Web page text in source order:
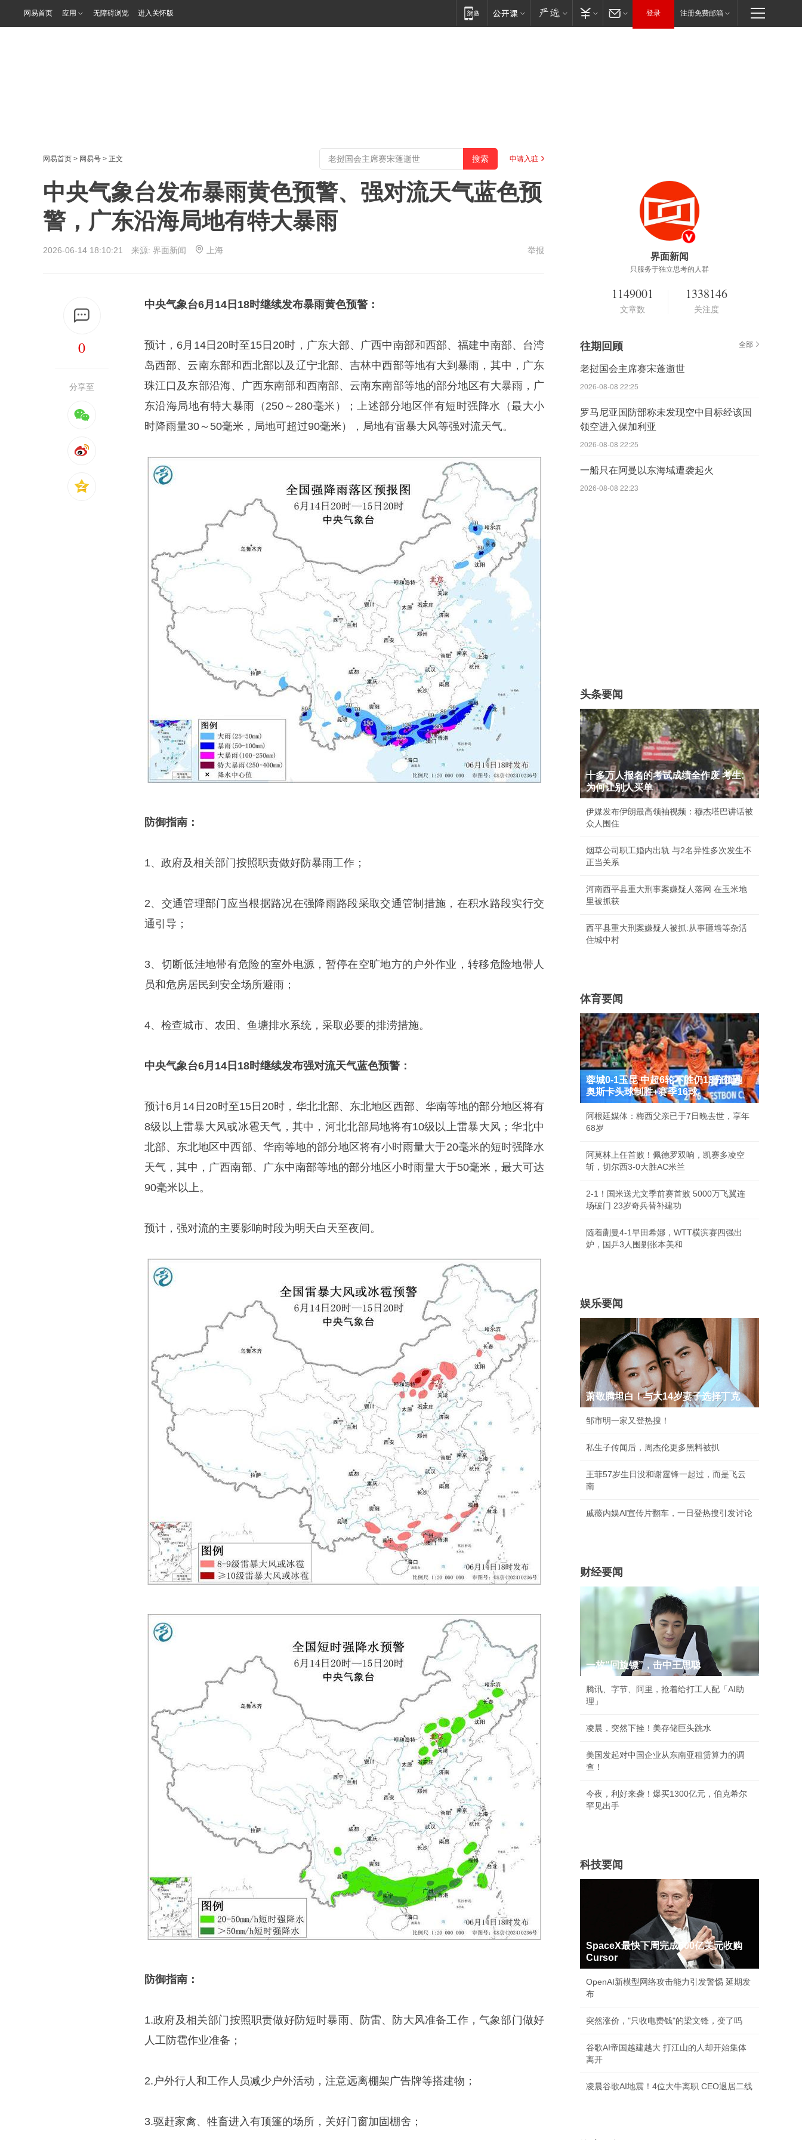
网易首页 应用 无障碍浏览 进入关怀版 登录 注册免费邮箱
网易首页 > 网易号 > 正文 申请入驻
中央气象台发布暴雨黄色预警、强对流天气蓝色预
警，广东沿海局地有特大暴雨
2026-06-14 18:10:21 来源: 界面新闻 上海 举报
0
分享至
中央气象台6月14日18时继续发布暴雨黄色预警：
预计，6月14日20时至15日20时，广东大部、广西中南部和西部、福建中南部、台湾
岛西部、云南东部和西北部以及辽宁北部、吉林中西部等地有大到暴雨，其中，广东
珠江口及东部沿海、广西东南部和西南部、云南东南部等地的部分地区有大暴雨，广
东沿海局地有特大暴雨（250～280毫米）；上述部分地区伴有短时强降水（最大小
时降雨量30～50毫米，局地可超过90毫米），局地有雷暴大风等强对流天气。
防御指南：
1、政府及相关部门按照职责做好防暴雨工作；
2、交通管理部门应当根据路况在强降雨路段采取交通管制措施，在积水路段实行交
通引导；
3、切断低洼地带有危险的室外电源，暂停在空旷地方的户外作业，转移危险地带人
员和危房居民到安全场所避雨；
4、检查城市、农田、鱼塘排水系统，采取必要的排涝措施。
中央气象台6月14日18时继续发布强对流天气蓝色预警：
预计6月14日20时至15日20时，华北北部、东北地区西部、华南等地的部分地区将有
8级以上雷暴大风或冰雹天气，其中，河北北部局地将有10级以上雷暴大风；华北中
北部、东北地区中西部、华南等地的部分地区将有小时雨量大于20毫米的短时强降水
天气，其中，广西南部、广东中南部等地的部分地区小时雨量大于50毫米，最大可达
90毫米以上。
预计，强对流的主要影响时段为明天白天至夜间。
防御指南：
1.政府及相关部门按照职责做好防短时暴雨、防雷、防大风准备工作，气象部门做好
人工防雹作业准备；
2.户外行人和工作人员减少户外活动，注意远离棚架广告牌等搭建物；
3.驱赶家禽、牲畜进入有顶篷的场所，关好门窗加固棚舍；
界面新闻
只服务于独立思考的人群
1149001
文章数
1338146
关注度
往期回顾 全部
老挝国会主席赛宋蓬逝世
2026-08-08 22:25
罗马尼亚国防部称未发现空中目标经该国
领空进入保加利亚
2026-08-08 22:25
一船只在阿曼以东海域遭袭起火
2026-08-08 22:23
头条要闻
十多万人报名的考试成绩全作废 考生:
为何让别人买单
伊媒发布伊朗最高领袖视频：穆杰塔巴讲话被
众人围住
烟草公司职工婚内出轨 与2名异性多次发生不
正当关系
河南西平县重大刑事案嫌疑人落网 在玉米地
里被抓获
西平县重大刑案嫌疑人被抓:从事砸墙等杂活
住城中村
体育要闻
蓉城0-1玉昆 中超6轮不胜仍13分领跑
奥斯卡头球制胜+赛季16球
阿根廷媒体：梅西父亲已于7日晚去世，享年
68岁
阿莫林上任首败！佩德罗双响，凯赛多凌空
斩，切尔西3-0大胜AC米兰
2-1！国米送尤文季前赛首败 5000万飞翼连
场破门 23岁奇兵替补建功
随着蒯曼4-1早田希娜，WTT横滨赛四强出
炉，国乒3人围剿张本美和
娱乐要闻
萧敬腾坦白！与大14岁妻子选择丁克
邹市明一家又登热搜！
私生子传闻后，周杰伦更多黑料被扒
王菲57岁生日没和谢霆锋一起过，而是飞云
南
戚薇内娱AI宣传片翻车，一日登热搜引发讨论
财经要闻
一枚“回旋镖”，击中王思聪
腾讯、字节、阿里，抢着给打工人配「AI助
理」
凌晨，突然下挫！美存储巨头跳水
美国发起对中国企业从东南亚租赁算力的调
查！
今夜，利好来袭！爆买1300亿元，伯克希尔
罕见出手
科技要闻
SpaceX最快下周完成600亿美元收购
Cursor
OpenAI新模型网络攻击能力引发警惕 延期发
布
突然涨价，"只收电费钱"的梁文锋，变了吗
谷歌AI帝国越建越大 打江山的人却开始集体
离开
凌晨谷歌AI地震！4位大牛离职 CEO退居二线